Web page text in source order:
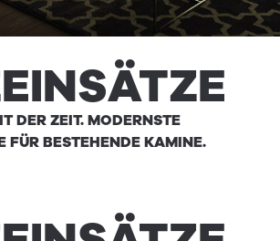
DER ZEIT. MODERNSTE
FÜR BESTEHENDE KAMINE.